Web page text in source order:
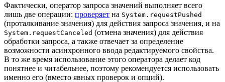
Фактически, оператор запроса значений выполняет всего
лишь две операции: проверяет на System.requestPushed
(проталкивание значения) для действия запроса значения, и на
System.requestCanceled (отмена значения) для действия
обработки запроса, а также отвечает за определение
возможности асинхронного ввода редактируемого свойства.
В то же время использование этого оператора делает код
понятнее и читабельнее, поэтому рекомендуется использовать
именно его (вместо явных проверок и опций).